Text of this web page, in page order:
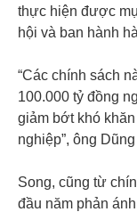
thực hiện được
hội và ban hành
“Các chính sách
100.000 tỷ đồng
giảm bớt khó
nghiệp”, ông
Song, cũng từ
đầu năm phản